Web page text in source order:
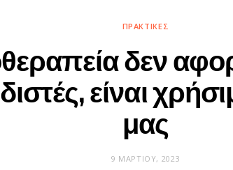
ΠΡΑΚΤΙΚΈΣ
δεν
είναι
μας
9 ΜΑΡΤΊΟΥ, 2023